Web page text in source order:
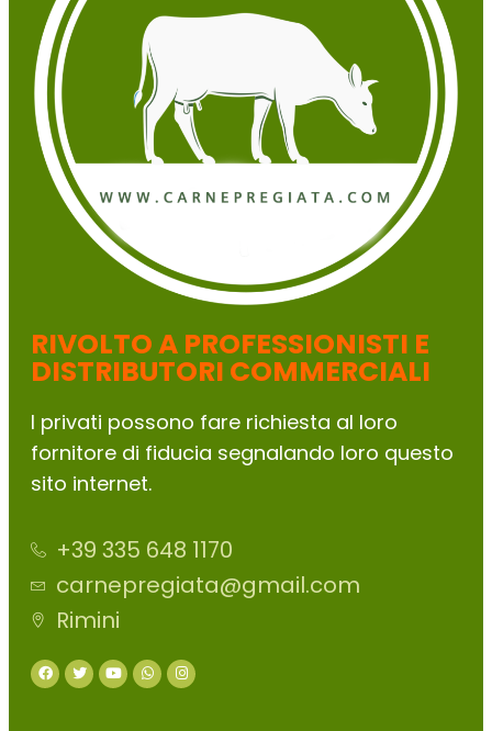
RIVOLTO A PROFESSIONISTI E
DISTRIBUTORI COMMERCIALI
I privati possono fare richiesta al loro
fornitore di fiducia segnalando loro questo
sito internet.
+39 335 648 1170
carnepregiata@gmail.com
Rimini